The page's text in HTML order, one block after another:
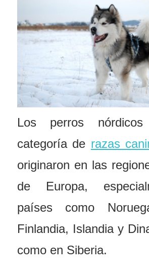
Los perros
categoría de razas
originaron en las
de Europa,
países como
Finlandia, Islandia y
como en Siberia.